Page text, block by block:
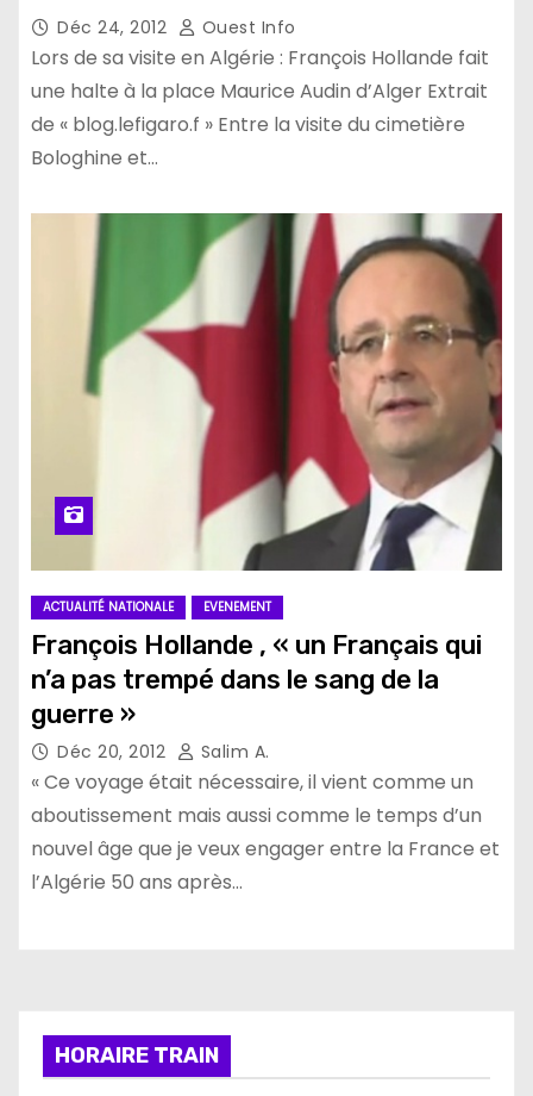
Déc 24, 2012 Ouest Info
Lors de sa visite en Algérie : François Hollande fait
une halte à la place Maurice Audin d’Alger Extrait
de « blog.lefigaro.f » Entre la visite du cimetière
Bologhine et…
ACTUALITÉ NATIONALE EVENEMENT
François Hollande , « un Français qui
n’a pas trempé dans le sang de la
guerre »
Déc 20, 2012 Salim A.
« Ce voyage était nécessaire, il vient comme un
aboutissement mais aussi comme le temps d’un
nouvel âge que je veux engager entre la France et
l’Algérie 50 ans après…
HORAIRE TRAIN